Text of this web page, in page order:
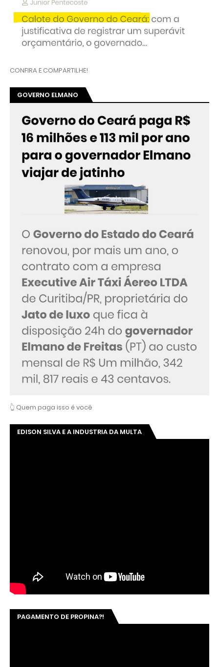
CONFIRA E COMPARTILHE!
GOVERNO ELMANO
👆 Quem paga isso é você
EDISON SILVA E A INDUSTRIA DA MULTA
PAGAMENTO DE PROPINA?!